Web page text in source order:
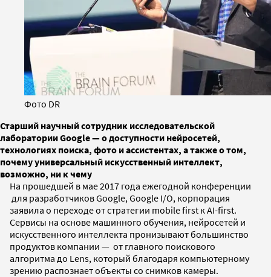
Фото DR
Старший научный сотрудник исследовательской
лаборатории Google — о доступности нейросетей,
технологиях поиска, фото и ассистентах, а также о том,
почему универсальный искусственный интеллект,
возможно, ни к чему
На прошедшей в мае 2017 года ежегодной конференции
для разработчиков Google, Google I/O, корпорация
заявила о переходе от стратегии mobile first к AI-first.
Сервисы на основе машинного обучения, нейросетей и
искусственного интеллекта пронизывают большинство
продуктов компании — от главного поискового
алгоритма до Lens, который благодаря компьютерному
зрению распознает объекты со снимков камеры.